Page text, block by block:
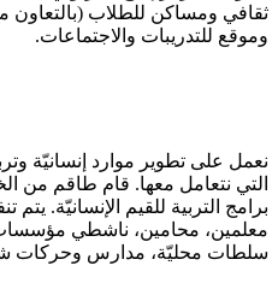
ثقافي ومساكن للطلاب (بالتعاون
وموقع للتدريبات والاجتماعات.
نعمل على تطوير موارد إنسانيّة
التي نتعامل معها. قام طاقم من
برامج التربية للقيم الإنسانيّة. يتم
معلمين، محامين، ناشطي
سلطات محليّة، مدارس وحركات